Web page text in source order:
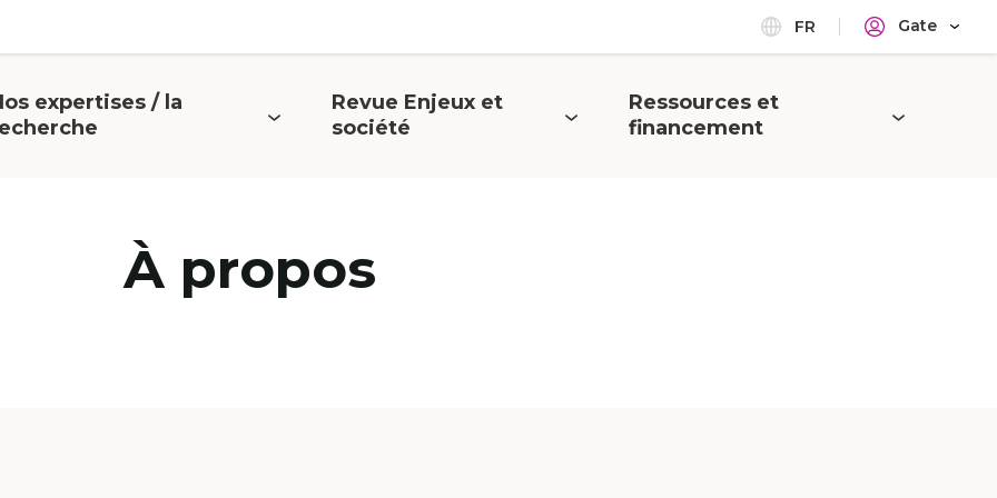
FR Gate
expertises / la
Open
Revue Enjeux et
société
Open
Ressources et
financement
À propos